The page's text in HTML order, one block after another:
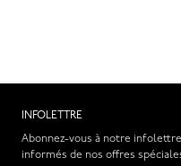
INFOLETTRE
Abonnez-vous à notre
informés de nos offres